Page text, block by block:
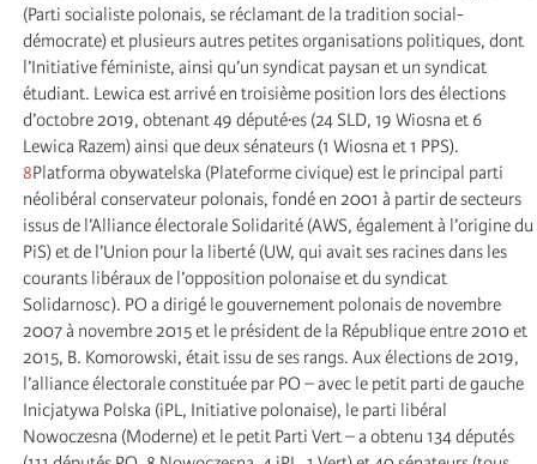
(Parti socialiste polonais, se réclamant de la tradition social-
démocrate) et plusieurs autres petites organisations politiques, dont
l’Initiative féministe, ainsi qu’un syndicat paysan et un syndicat
étudiant. Lewica est arrivé en troisième position lors des élections
d’octobre 2019, obtenant 49 député·es (24 SLD, 19 Wiosna et 6
Lewica Razem) ainsi que deux sénateurs (1 Wiosna et 1 PPS).
8Platforma obywatelska (Plateforme civique) est le principal parti
néolibéral conservateur polonais, fondé en 2001 à partir de secteurs
issus de l’Alliance électorale Solidarité (AWS, également à l’origine du
PiS) et de l’Union pour la liberté (UW, qui avait ses racines dans les
courants libéraux de l’opposition polonaise et du syndicat
Solidarnosc). PO a dirigé le gouvernement polonais de novembre
2007 à novembre 2015 et le président de la République entre 2010 et
2015, B. Komorowski, était issu de ses rangs. Aux élections de 2019,
l’alliance électorale constituée par PO – avec le petit parti de gauche
Inicjatywa Polska (iPL, Initiative polonaise), le parti libéral
Nowoczesna (Moderne) et le petit Parti Vert – a obtenu 134 députés